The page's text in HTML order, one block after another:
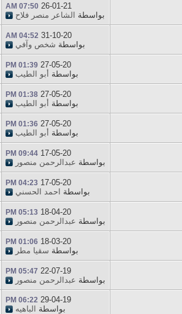
26-01-21
07:50 AM
بواسطة الشاعر منصر فلاح
31-10-20
04:52 AM
بواسطة شخص وآفي
27-05-20
01:39 PM
بواسطة أبو الطيب
27-05-20
01:38 PM
بواسطة أبو الطيب
27-05-20
01:36 PM
بواسطة أبو الطيب
17-05-20
09:44 PM
بواسطة عبدالرحمن منصور
17-05-20
04:23 PM
بواسطة احمد الحسني
18-04-20
05:13 PM
بواسطة عبدالرحمن منصور
18-03-20
01:06 PM
بواسطة سقيا مطر
22-07-19
05:47 PM
بواسطة عبدالرحمن منصور
29-04-19
06:22 PM
بواسطة الباهيه